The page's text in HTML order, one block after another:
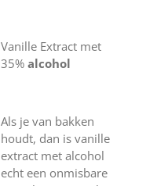
Vanille Extract met
35% alcohol
Als je van bakken
houdt, dan is vanille
extract met alcohol
echt een onmisbare